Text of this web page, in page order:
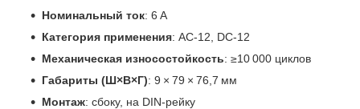
Номинальный ток: 6 А
Категория применения: AC-12, DC-12
Механическая износостойкость: ≥10 000 циклов
Габариты (Ш×В×Г): 9 × 79 × 76,7 мм
Монтаж: сбоку, на DIN-рейку